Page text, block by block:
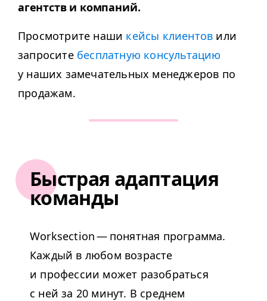
агентств и компаний.
Просмотрите наши кейсы клиентов или
запросите бесплатную консультацию
у наших замечательных менеджеров по
продажам.
Быстрая адаптация
команды
Work­sec­tion — понятная программа.
Каждый в любом возрасте
и профессии может разобраться
с ней за 20 минут. В среднем